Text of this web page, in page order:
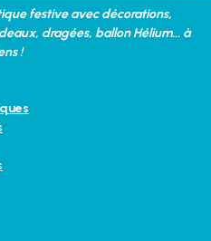
festive avec décorations,
dragées, ballon Hélium... à
!